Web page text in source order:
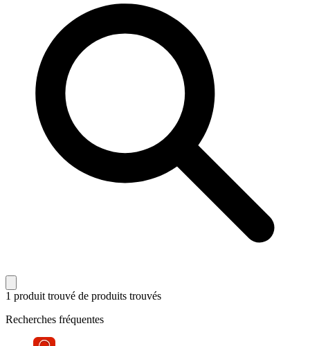
1 produit trouvé de produits trouvés
Recherches fréquentes